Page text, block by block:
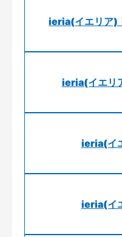
ieria(イエリア)
ieria(イエリ
ieria(イ
ieria(イ